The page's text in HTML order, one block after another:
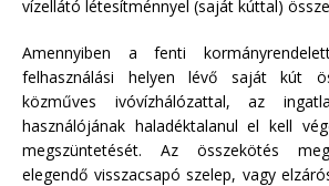
vízellátó létesítménnyel (saját kúttal)
Amennyiben a fenti
felhasználási helyen lévő saját kút
közműves ivóvízhálózattal, az
használójának haladéktalanul el kell
megszüntetését. Az összekötés
elegendő visszacsapó szelep, vagy